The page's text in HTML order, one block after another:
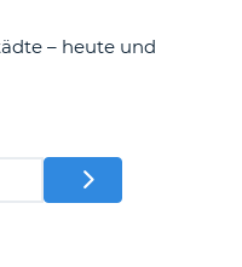
– heute und